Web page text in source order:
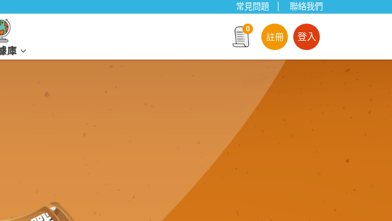
常見問題 聯絡我們
0
註冊
登入
庫